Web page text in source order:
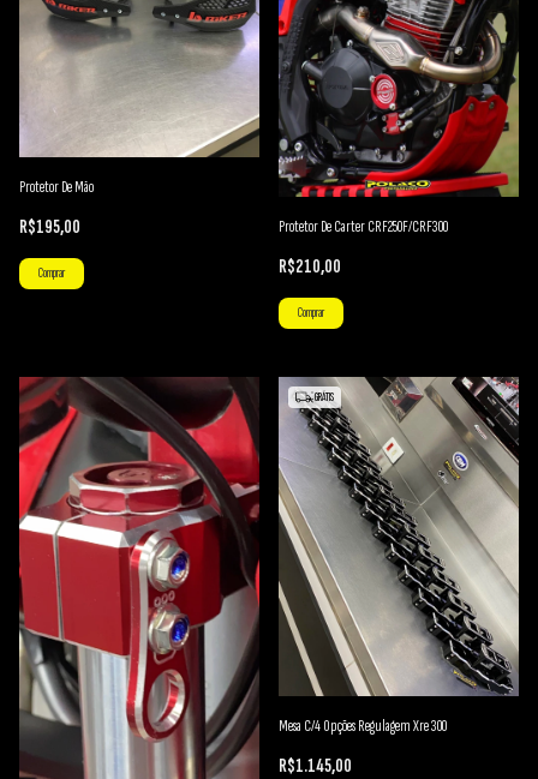
Protetor De Mão
R$195,00
Comprar
Protetor De Carter CRF250F/CRF300
R$210,00
Comprar
GRÁTIS
Mesa C/4 Opções Regulagem Xre 300
R$1.145,00